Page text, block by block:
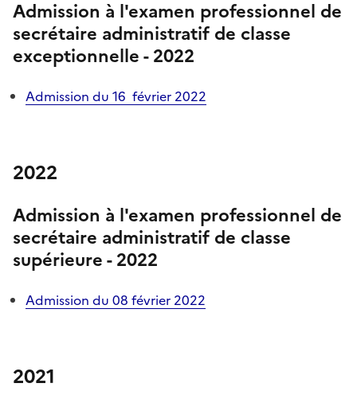
Admission à l'examen professionnel de
secrétaire administratif de classe
exceptionnelle - 2022
Admission du 16 février 2022
2022
Admission à l'examen professionnel de
secrétaire administratif de classe
supérieure - 2022
Admission du 08 février 2022
2021